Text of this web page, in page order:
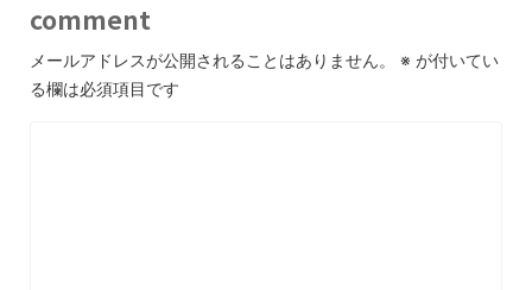
comment
メールアドレスが公開されることはありません。 ※ が付いてい
る欄は必須項目です